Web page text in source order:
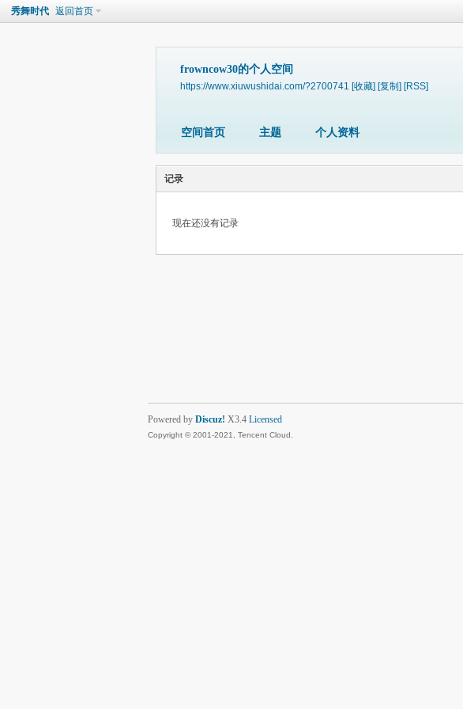
秀舞时代 返回首页
frowncow30的个人空间
https://www.xiuwushidai.com/?2700741 [收藏] [复制] [RSS]
空间首页 主题 个人资料
记录
现在还没有记录
Powered by Discuz! X3.4 Licensed
Copyright © 2001-2021, Tencent Cloud.